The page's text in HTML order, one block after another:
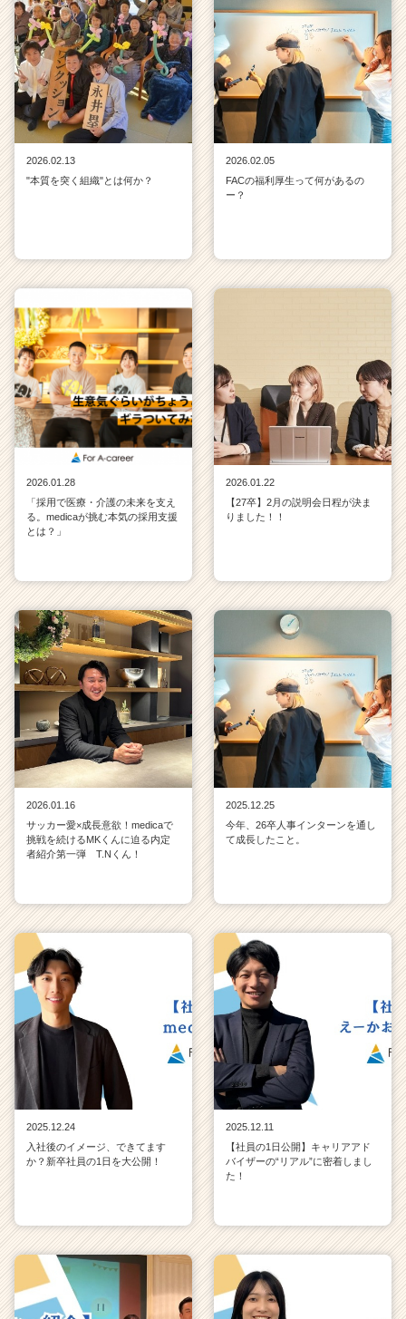
2026.02.13
"本質を突く組織"とは何か？
2026.02.05
FACの福利厚生って何があるの
ー？
2026.01.28
「採用で医療・介護の未来を支え
る。medicaが挑む本気の採用支援
とは？」
2026.01.22
【27卒】2月の説明会日程が決ま
りました！！
2026.01.16
サッカー愛×成長意欲！medicaで
挑戦を続けるMKくんに迫る内定
者紹介第一弾 T.Nくん！
2025.12.25
今年、26卒人事インターンを通し
て成長したこと。
2025.12.24
入社後のイメージ、できてます
か？新卒社員の1日を大公開！
2025.12.11
【社員の1日公開】キャリアアド
バイザーの“リアル”に密着しまし
た！